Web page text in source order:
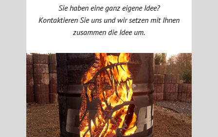
Sie haben eine ganz eigene Idee?
Kontaktieren Sie uns und wir setzen mit Ihnen
zusammen die Idee um.